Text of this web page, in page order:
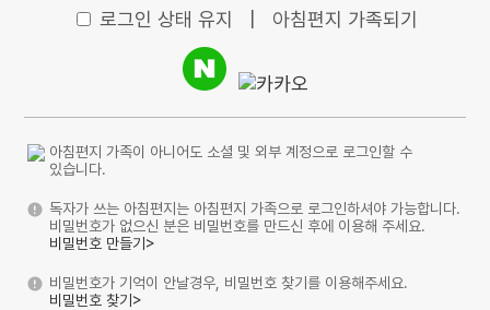
로그인 상태 유지 아침편지 가족되기
아침편지 가족이 아니어도 소셜 및 외부 계정으로 로그인할 수
있습니다.
독자가 쓰는 아침편지는 아침편지 가족으로 로그인하셔야 가능합니다.
비밀번호가 없으신 분은 비밀번호를 만드신 후에 이용해 주세요.
비밀번호 만들기>
비밀번호가 기억이 안날경우, 비밀번호 찾기를 이용해주세요.
비밀번호 찾기>